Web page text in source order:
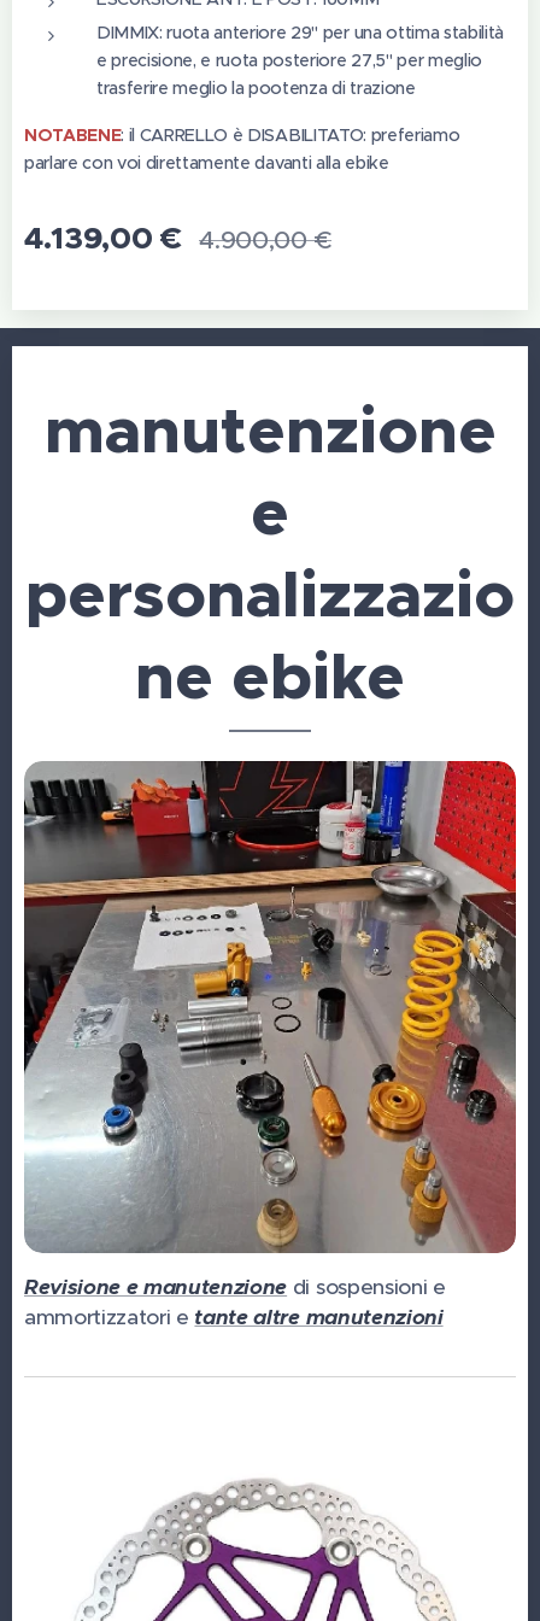
DIMMIX: ruota anteriore 29" per una ottima stabilità
e precisione, e ruota posteriore 27,5" per meglio
trasferire meglio la pootenza di trazione
NOTABENE: il CARRELLO è DISABILITATO: preferiamo
parlare con voi direttamente davanti alla ebike
4.139,00 € 4.900,00€
manutenzione
e
personalizzazio
ne ebike
Revisione e manutenzione di sospensioni e
ammortizzatori e tante altre manutenzioni